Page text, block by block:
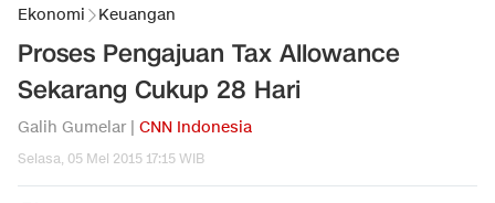
Ekonomi Keuangan
Proses Pengajuan Tax Allowance
Sekarang Cukup 28 Hari
Galih Gumelar | CNN Indonesia
Selasa, 05 Mei 2015 17:15 WIB